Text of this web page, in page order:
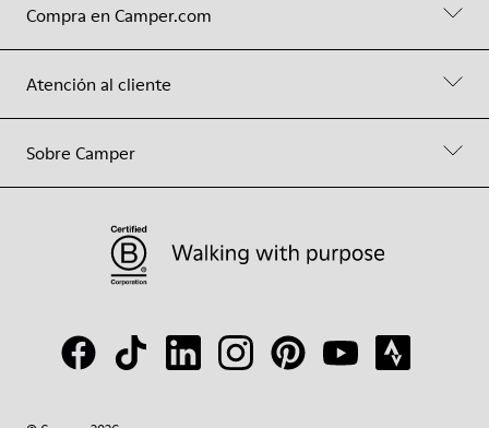
Compra en Camper.com
Atención al cliente
Sobre Camper